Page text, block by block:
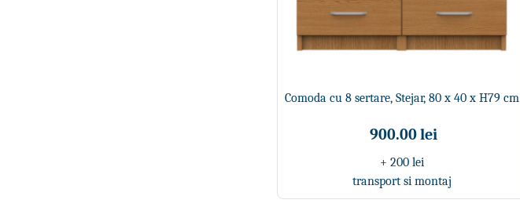
Comoda cu 8 sertare, Stejar, 80 x 40 x H79 cm
900.00 lei
+ 200 lei
transport si montaj